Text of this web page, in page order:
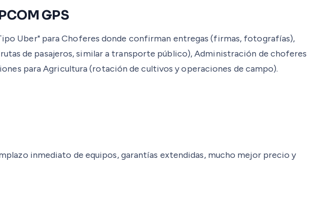
GPS
Uber" para Choferes donde confirman entregas (firmas, fotografías),
de pasajeros, similar a transporte público), Administración de choferes
para Agricultura (rotación de cultivos y operaciones de campo).
inmediato de equipos, garantías extendidas, mucho mejor precio y